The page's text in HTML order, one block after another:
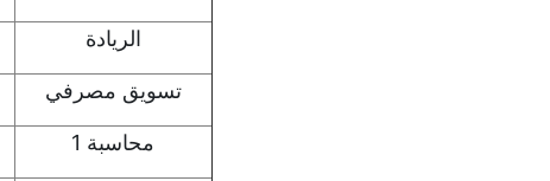
الريادة
تسويق مصرفي
محاسبة 1